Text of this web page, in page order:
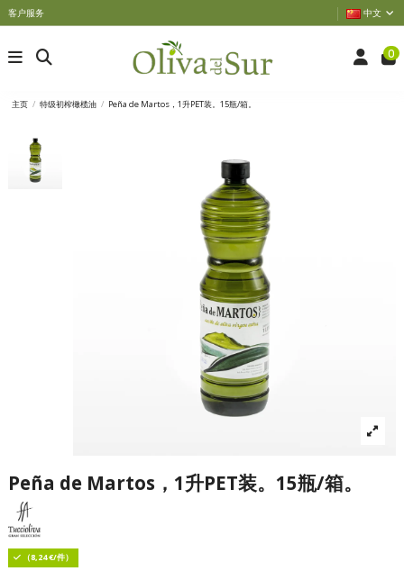
客户服务 中文
0
主页 特级初榨橄榄油 Peña de Martos，1升PET装。15瓶/箱。
Peña de Martos，1升PET装。15瓶/箱。
（8,24 €/件）